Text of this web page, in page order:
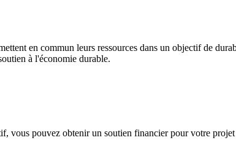
en commun leurs ressources dans un objectif de
à l'économie durable.
vous pouvez obtenir un soutien financier pour votre